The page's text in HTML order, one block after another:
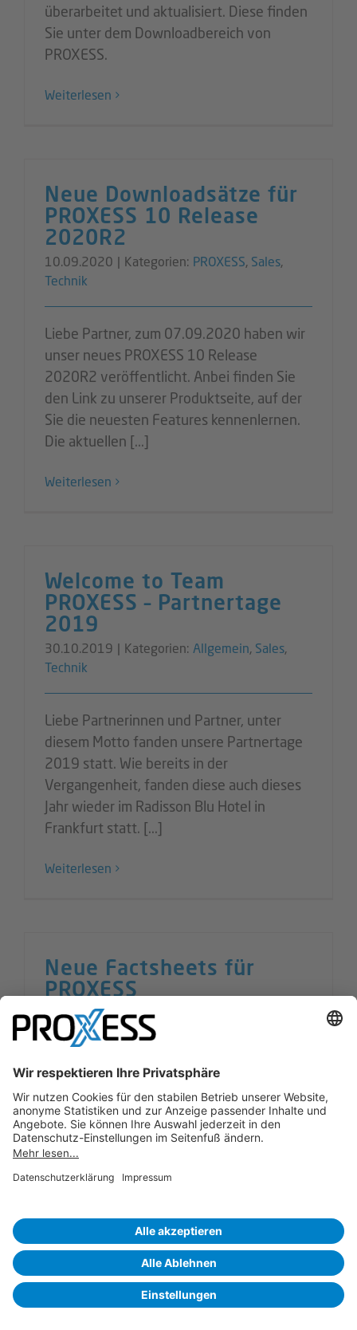
überarbeitet und aktualisiert. Diese finden
Sie unter dem Downloadbereich von
PROXESS.
Weiterlesen
Neue Downloadsätze für
PROXESS 10 Release
2020R2
10.09.2020 | Kategorien: PROXESS, Sales,
Technik
Liebe Partner, zum 07.09.2020 haben wir
unser neues PROXESS 10 Release
2020R2 veröffentlicht. Anbei finden Sie
den Link zu unserer Produktseite, auf der
Sie die neuesten Features kennenlernen.
Die aktuellen [...]
Weiterlesen
Welcome to Team
PROXESS – Partnertage
2019
30.10.2019 | Kategorien: Allgemein, Sales,
Technik
Liebe Partnerinnen und Partner, unter
diesem Motto fanden unsere Partnertage
2019 statt. Wie bereits in der
Vergangenheit, fanden diese auch dieses
Jahr wieder im Radisson Blu Hotel in
Frankfurt statt. [...]
Weiterlesen
Neue Factsheets für
PROXESS
02.10.2019 | Kategorien:
Wir haben neue Factsheets für PROXESS
unter dem Downloadbereich von
PROXESS.
Weiterlesen
Suche